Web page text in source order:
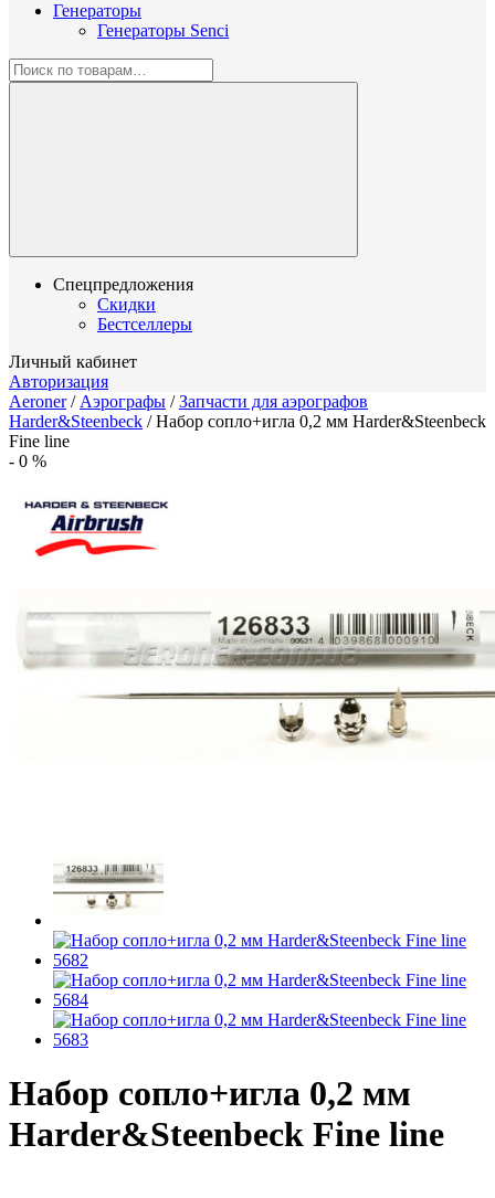
Генераторы
Генераторы Senci
Спецпредложения
Скидки
Бестселлеры
Личный кабинет
Авторизация
Aeroner/ Аэрографы /Запчасти для аэрографов
Harder&Steenbeck /Набор сопло+игла 0,2 мм Harder&Steenbeck
Fine line
- 0 %
Набор сопло+игла 0,2 мм
Harder&Steenbeck Fine line